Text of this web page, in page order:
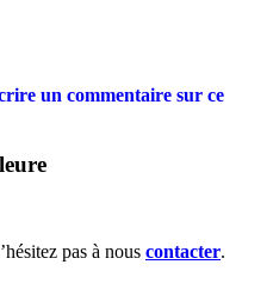
un commentaire sur ce
pas à nous contacter.